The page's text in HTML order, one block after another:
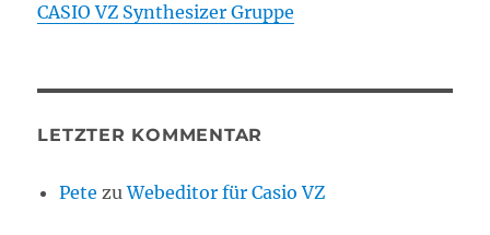
CASIO VZ Synthesizer Gruppe
LETZTER KOMMENTAR
Pete zuWebeditor für Casio VZ